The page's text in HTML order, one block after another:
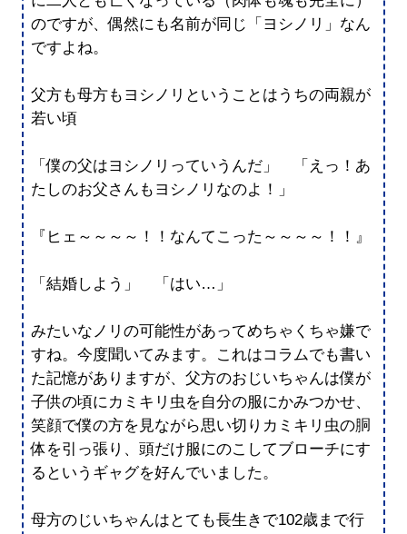
のですが、偶然にも名前が同じ「ヨシノリ」なん
ですよね。
父方も母方もヨシノリということはうちの両親が
若い頃
「僕の父はヨシノリっていうんだ」 「えっ！あ
たしのお父さんもヨシノリなのよ！」
『ヒェ～～～～！！なんてこった～～～～！！』
「結婚しよう」 「はい…」
みたいなノリの可能性があってめちゃくちゃ嫌で
すね。今度聞いてみます。これはコラムでも書い
た記憶がありますが、父方のおじいちゃんは僕が
子供の頃にカミキリ虫を自分の服にかみつかせ、
笑顔で僕の方を見ながら思い切りカミキリ虫の胴
体を引っ張り、頭だけ服にのこしてブローチにす
るというギャグを好んでいました。
母方のじいちゃんはとても長生きで102歳まで行